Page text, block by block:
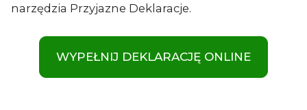
narzędzia Przyjazne Deklaracje.
WYPEŁNIJ DEKLARACJĘ ONLINE